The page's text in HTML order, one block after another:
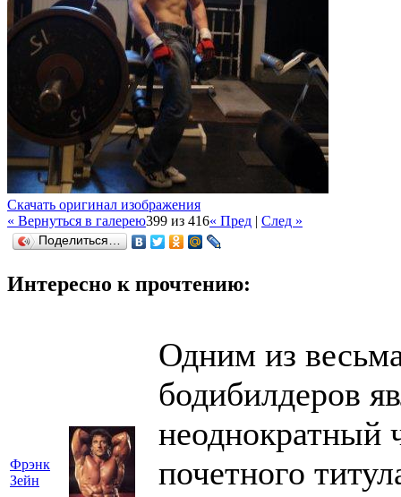
Скачать оригинал изображения
« Вернуться в галерею399 из 416« Пред | След »
Поделиться…
Интересно к прочтению:
Фрэнк
Зейн
Одним из
бодибилдеров
неоднократный
почетного